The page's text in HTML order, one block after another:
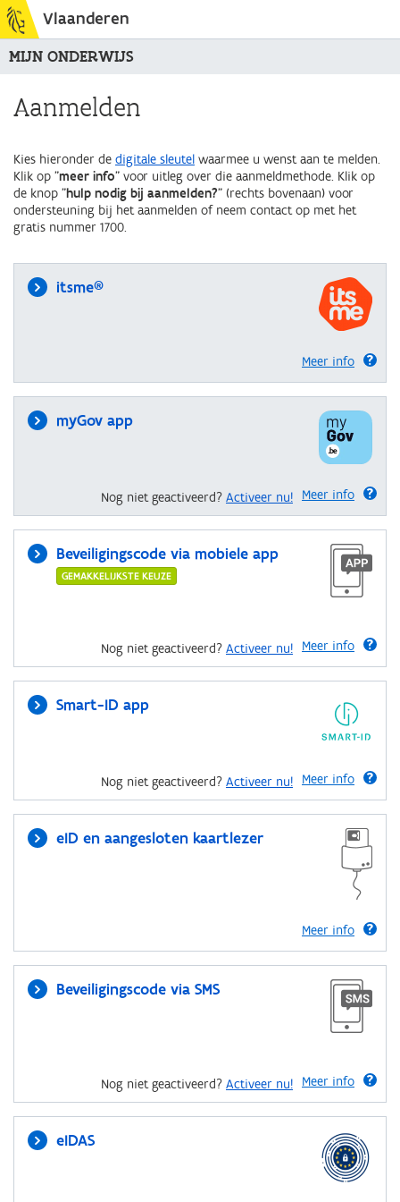
Vlaanderen
MIJN ONDERWIJS
Aanmelden
Kies hieronder de digitale sleutel waarmee u wenst aan te melden.
Klik op "meer info" voor uitleg over die aanmeldmethode. Klik op
de knop "hulp nodig bij aanmelden?" (rechts bovenaan) voor
ondersteuning bij het aanmelden of neem contact op met het
gratis nummer 1700.
itsme®
Meer info
myGov app
Meer info
Nog niet geactiveerd? Activeer nu!
Beveiligingscode via mobiele app
GEMAKKELIJKSTE KEUZE
Meer info
Nog niet geactiveerd? Activeer nu!
Smart-ID app
Meer info
Nog niet geactiveerd? Activeer nu!
eID en aangesloten kaartlezer
Meer info
Beveiligingscode via SMS
Meer info
Nog niet geactiveerd? Activeer nu!
eIDAS